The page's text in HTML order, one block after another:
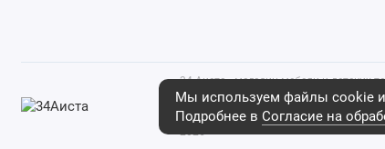
Мы используем файлы cookie и
Подробнее в Согласие на
34 Аиста - магазин мебели и детских
что данный интернет-сайт носит
ни при каких условиях не является
положениями ст. 437 Гражданского
2026